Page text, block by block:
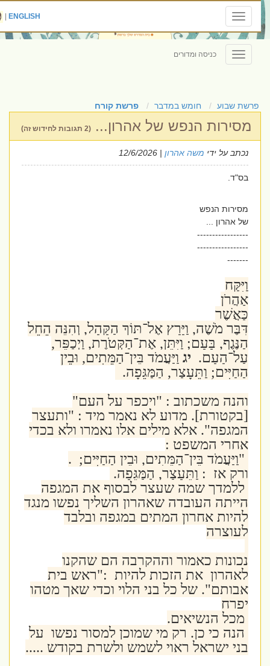
Toggle
navigation
ENGLISH
|
Toggle
navigation
כניסה ומדורים
פרשת שבוע חומש במדבר פרשת קורח
מסירות הנפש של אהרון... (2 תגובות לחידוש זה)
נכתב על ידימשה אהרון| 12/6/2026
בס"ד.
מסירות הנפש
של אהרון ...
-----------------
-----------------
-------
וַיִּקַּח
אַהֲרֹן
כַּאֲשֶׁר
דִּבֶּר מֹשֶׁה, וַיָּרָץ אֶל־תּוֹךְ הַקָּהָל, וְהִנֵּה הֵחֵל
הַנֶּגֶף, בָּעָם; וַיִּתֵּן, אֶת־הַקְּטֹרֶת, וַיְכַפֵּר,
עַל־הָעָם.יג וַיַּעֲמֹד בֵּין־הַמֵּתִים, וּבֵין
הַחַיִּים; וַתֵּעָצַר, הַמַּגֵּפָה.
והנה משכתוב : "ויכפר על העם"
[בקטורת]. מדוע לא נאמר מיד : "ותעצר
המגפה". אלא מילים אלו נאמרו ולא בכדי
אחרי המשפט :
וַיַּעֲמֹד בֵּין־הַמֵּתִים, וּבֵין הַחַיִּים; .
ורק אז : וַתֵּעָצַר, הַמַּגֵּפָה.
ללמדך שמה שעצר לבסוף את המגפה
הייתה העובדה שאהרון השליך נפשו מנגד
להיות אחרון המתים במגפה ובלבד
לעוצרה
נכונות כאמור וההקרבה הם שהקנו
לאהרון את הזכות להיות :"ראש בית
אבותם". של כל בני הלוי וכדי שאך מטהו
יפרח
מכל הנשיאים.
הנה כי כן. רק מי שמוכן למסור נפשו על
בני ישראל ראוי לשמש ולשרת בקודש .....